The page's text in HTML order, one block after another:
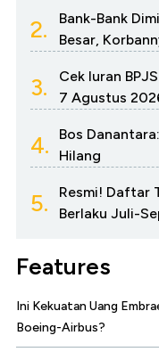
2.
Bank-Bank
Besar,
3.
Cek Iuran
7 Agustus
4.
Bos
Hilang
5.
Resmi! Daftar
Berlaku Juli-
Features
Ini Kekuatan Uang
Boeing-Airbus?